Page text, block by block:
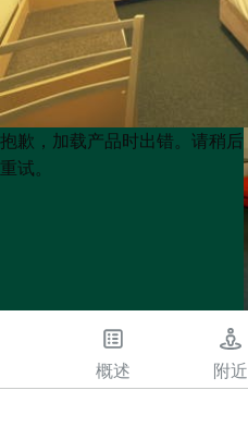
Product
List
Product
List
抱歉，加载产品时出错。请稍后
重试。
概述 附近